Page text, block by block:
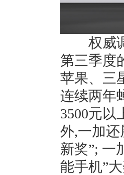
权威调
第三季度
苹果、三
连续两年
3500元以
外,一加还
新奖”; 一
能手机”